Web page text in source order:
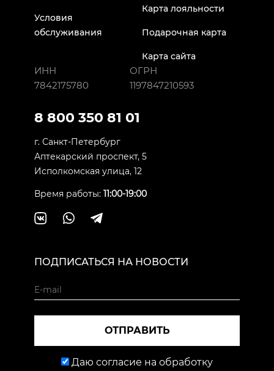
Условия
обслуживания
Карта лояльности
Подарочная карта
Карта сайта
ИНН
7842175780
ОГРН
1197847210593
8 800 350 81 01
г. Санкт-Петербург
Аптекарский проспект, 5
Исполкомская улица, 12
Время работы: 11:00-19:00
ПОДПИСАТЬСЯ НА НОВОСТИ
ОТПРАВИТЬ
Даю согласие на обработку